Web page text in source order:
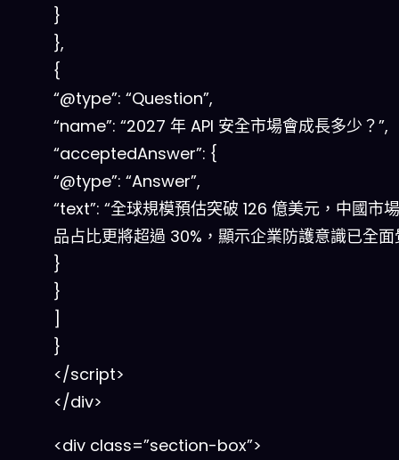
}
},
{
“@type”: “Question”,
“name”: “2027 年 API 安全市場會成長多少？”,
“acceptedAnswer”: {
“@type”: “Answer”,
“text”: “全球規模預估突破 126 億美元，中國市
品占比更將超過 30%，顯示企業防護意識已全面
}
}
]
}
</script>
</div>
<div class=”section-box”>